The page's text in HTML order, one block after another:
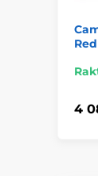
4